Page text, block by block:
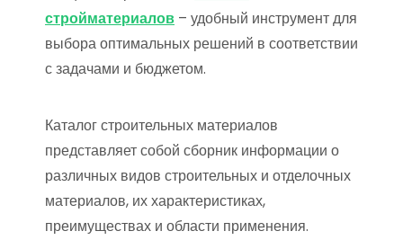
стройматериалов – удобный инструмент для
выбора оптимальных решений в соответствии
с задачами и бюджетом.
Каталог строительных материалов
представляет собой сборник информации о
различных видов строительных и отделочных
материалов, их характеристиках,
преимуществах и области применения.